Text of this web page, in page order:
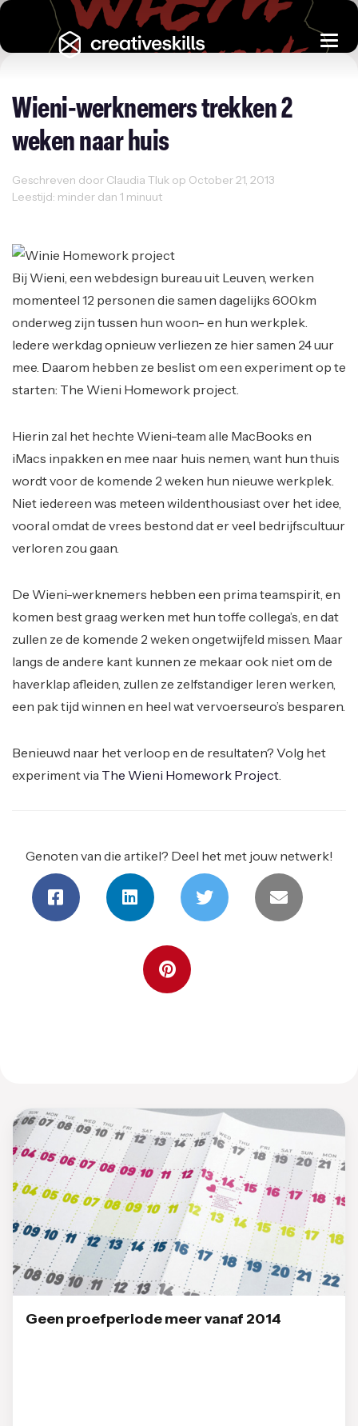
Wieni-werknemers trekken 2
weken naar huis
Geschreven door Claudia Tluk op October 21, 2013
Leestijd: minder dan 1 minuut
Bij Wieni, een webdesign bureau uit Leuven, werken
momenteel 12 personen die samen dagelijks 600km
onderweg zijn tussen hun woon- en hun werkplek.
Iedere werkdag opnieuw verliezen ze hier samen 24 uur
mee. Daarom hebben ze beslist om een experiment op te
starten: The Wieni Homework project.
Hierin zal het hechte Wieni-team alle MacBooks en
iMacs inpakken en mee naar huis nemen, want hun thuis
wordt voor de komende 2 weken hun nieuwe werkplek.
Niet iedereen was meteen wildenthousiast over het idee,
vooral omdat de vrees bestond dat er veel bedrijfscultuur
verloren zou gaan.
De Wieni-werknemers hebben een prima teamspirit, en
komen best graag werken met hun toffe collega’s, en dat
zullen ze de komende 2 weken ongetwijfeld missen. Maar
langs de andere kant kunnen ze mekaar ook niet om de
haverklap afleiden, zullen ze zelfstandiger leren werken,
een pak tijd winnen en heel wat vervoerseuro’s besparen.
Benieuwd naar het verloop en de resultaten? Volg het
experiment via The Wieni Homework Project.
Genoten van die artikel? Deel het met jouw netwerk!
Geen proefperiode meer vanaf 2014